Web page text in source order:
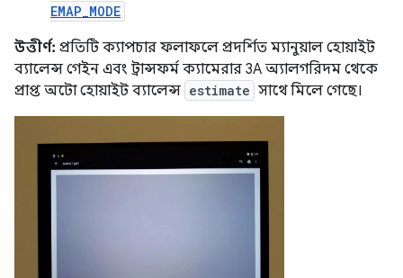
EMAP_MODE
উত্তীর্ণ: প্রতিটি ক্যাপচার ফলাফলে প্রদর্শিত ম্যানুয়াল হোয়াইট
ব্যালেন্স গেইন এবং ট্রান্সফর্ম ক্যামেরার 3A অ্যালগরিদম থেকে
প্রাপ্ত অটো হোয়াইট ব্যালেন্স estimate সাথে মিলে গেছে।